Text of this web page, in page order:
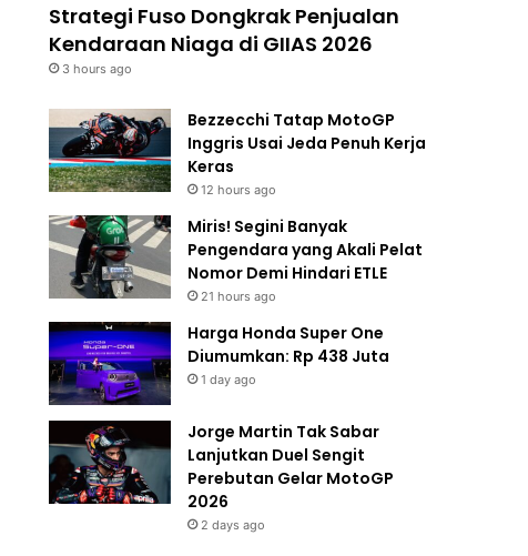
Strategi Fuso Dongkrak Penjualan
Kendaraan Niaga di GIIAS 2026
3 hours ago
Bezzecchi Tatap MotoGP
Inggris Usai Jeda Penuh Kerja
Keras
12 hours ago
Miris! Segini Banyak
Pengendara yang Akali Pelat
Nomor Demi Hindari ETLE
21 hours ago
Harga Honda Super One
Diumumkan: Rp 438 Juta
1 day ago
Jorge Martin Tak Sabar
Lanjutkan Duel Sengit
Perebutan Gelar MotoGP
2026
2 days ago